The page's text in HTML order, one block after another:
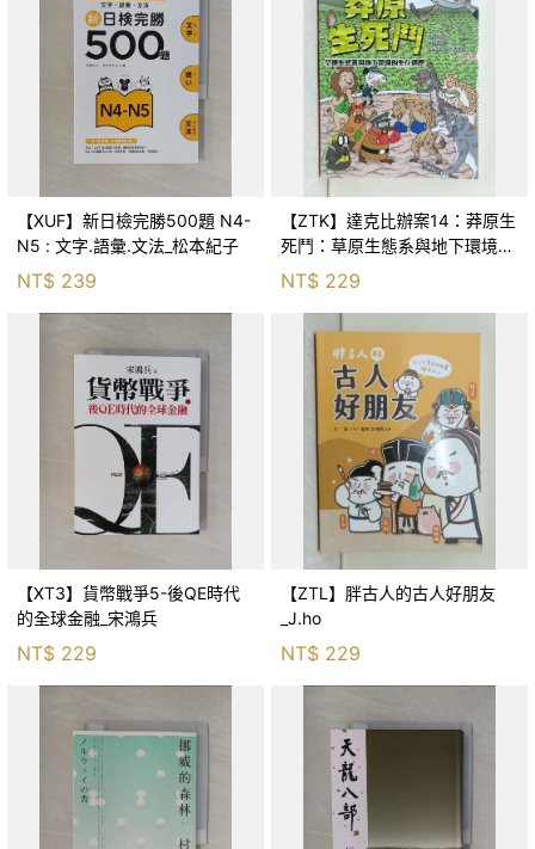
【XUF】新日檢完勝500題 N4-
N5 : 文字.語彙.文法_松本紀子
NT$ 239
【ZTK】達克比辦案14：莽原生
死鬥：草原生態系與地下環境的
生存適應_柯智元
NT$ 229
【XT3】貨幣戰爭5-後QE時代
的全球金融_宋鴻兵
NT$ 229
【ZTL】胖古人的古人好朋友
_J.ho
NT$ 229